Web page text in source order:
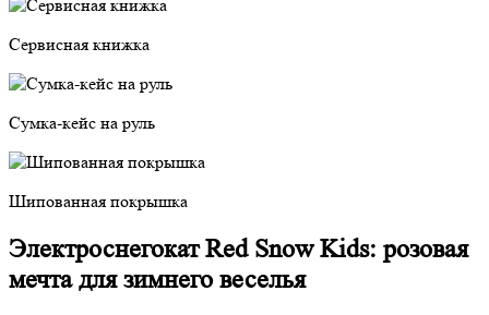
Сервисная книжка
Cумка-кейс на руль
Шипованная покрышка
Электроснегокат Red Snow Kids: розовая
мечта для зимнего веселья